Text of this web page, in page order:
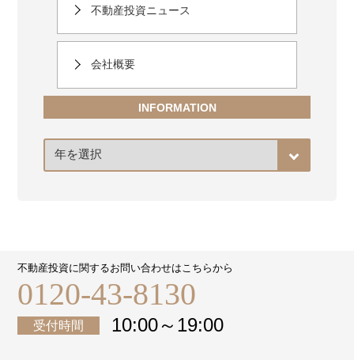
不動産投資ニュース
会社概要
INFORMATION
ア
カ
不動産投資に関するお問い合わせはこちらから
0120-43-8130
受付時間 10:00～19:00